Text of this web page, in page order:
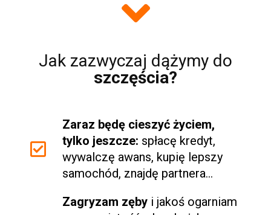
Jak zazwyczaj dążymy do
szczęścia?
Zaraz będę cieszyć życiem,
tylko jeszcze: spłacę kredyt,
wywalczę awans, kupię lepszy
samochód, znajdę partnera...
Zagryzam zębyi jakoś ogarniam